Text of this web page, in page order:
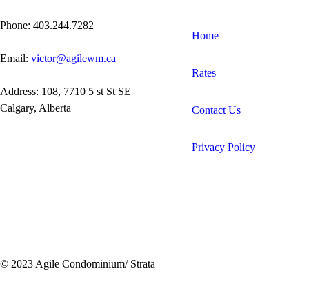
Phone: 403.244.7282
Email: victor@agilewm.ca
Address: 108, 7710 5 st St SE
Calgary, Alberta
Home
Rates
Contact Us
Privacy Policy
© 2023 Agile Condominium/ Strata